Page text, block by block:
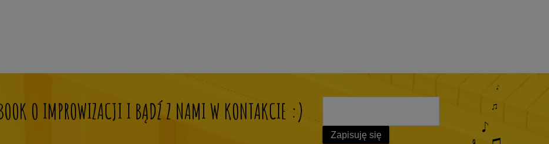
O IMPROWIZACJI I BĄDŹ Z NAMI W KONTAKCIE :)
Zapisuję się